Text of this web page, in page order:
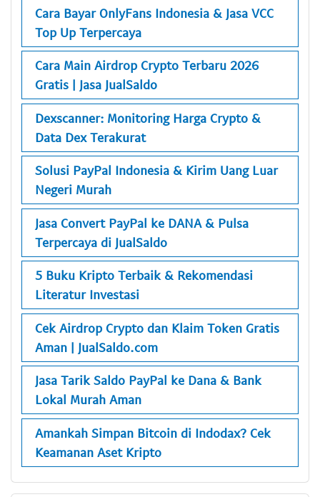
Cara Bayar OnlyFans Indonesia & Jasa VCC
Top Up Terpercaya
Cara Main Airdrop Crypto Terbaru 2026
Gratis | Jasa JualSaldo
Dexscanner: Monitoring Harga Crypto &
Data Dex Terakurat
Solusi PayPal Indonesia & Kirim Uang Luar
Negeri Murah
Jasa Convert PayPal ke DANA & Pulsa
Terpercaya di JualSaldo
5 Buku Kripto Terbaik & Rekomendasi
Literatur Investasi
Cek Airdrop Crypto dan Klaim Token Gratis
Aman | JualSaldo.com
Jasa Tarik Saldo PayPal ke Dana & Bank
Lokal Murah Aman
Amankah Simpan Bitcoin di Indodax? Cek
Keamanan Aset Kripto